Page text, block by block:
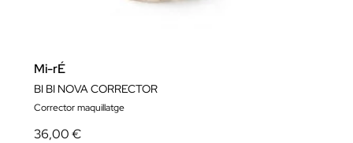
Mi-rÉ
BI BI NOVA CORRECTOR
Corrector maquillatge
36,00 €